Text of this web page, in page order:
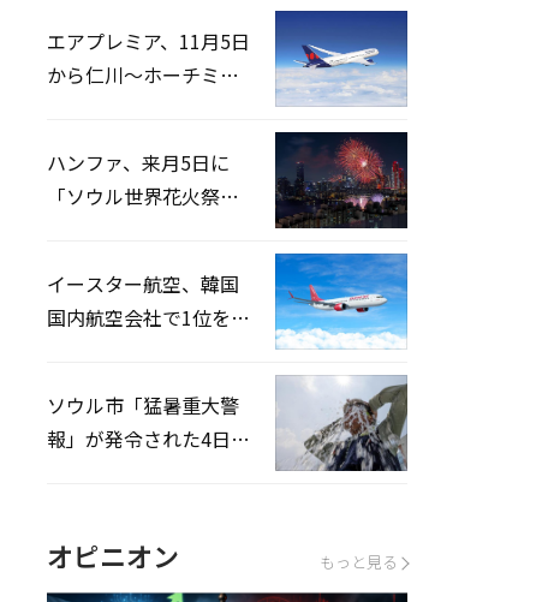
エアプレミア、11月5日
から仁川〜ホーチミン
ハンファ、来月5日に
「ソウル世界花火祭り
イースター航空、韓国
国内航空会社で1位を記
ソウル市「猛暑重大警
報」が発令された4日、
オピニオン もっと見る